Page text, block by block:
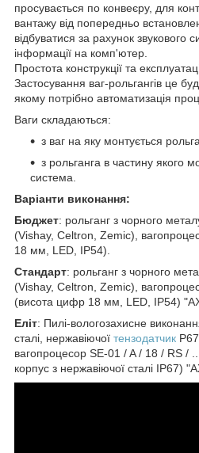
просувається по конвеєру, для
вантажу від попередньо
відбуватися за рахунок звукового
інформації на комп'ютер.
Простота конструкції та
Застосування ваг-рольгангів це
якому потрібно автоматизація
Ваги складаються:
з ваг на яку монтується
з рольганга в частину якого
система.
Варіанти виконання:
Бюджет: рольганг з чорного
(Vishay, Celtron, Zemic),
18 мм, LED, IP54).
Стандарт: рольганг з чорного
(Vishay, Celtron, Zemic),
(висота цифр 18 мм, LED, IP54)
Еліт: Пилі-вологозахисне
сталі, нержавіючої тензодатчик
вагопроцесор SE-01 / A / 18 / RS /
корпус з нержавіючої сталі IP67)